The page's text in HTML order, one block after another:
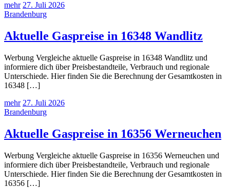
mehr 27. Juli 2026
Brandenburg
Aktuelle Gaspreise in 16348 Wandlitz
Werbung Vergleiche aktuelle Gaspreise in 16348 Wandlitz und
informiere dich über Preisbestandteile, Verbrauch und regionale
Unterschiede. Hier finden Sie die Berechnung der Gesamtkosten in
16348 […]
mehr 27. Juli 2026
Brandenburg
Aktuelle Gaspreise in 16356 Werneuchen
Werbung Vergleiche aktuelle Gaspreise in 16356 Werneuchen und
informiere dich über Preisbestandteile, Verbrauch und regionale
Unterschiede. Hier finden Sie die Berechnung der Gesamtkosten in
16356 […]